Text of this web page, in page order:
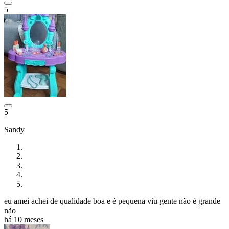
5
5
Sandy
eu amei achei de qualidade boa e é pequena viu gente não é grande
não
há 10 meses